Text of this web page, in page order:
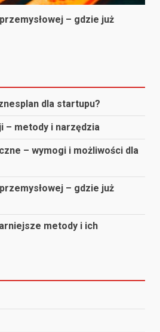
– gdzie już
dla startupu?
– metody i narzędzia
– wymogi i możliwości dla
– gdzie już
metody i ich